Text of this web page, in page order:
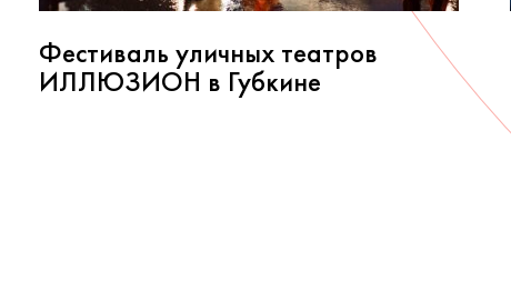
Фестиваль уличных театров
ИЛЛЮЗИОН в Губкине